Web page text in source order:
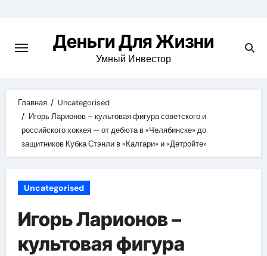
содержимомуДеньги Для Жизни
Умный Инвестор
Главная
Uncategorised
Игорь Ларионов – культовая фигура советского и
российского хоккея — от дебюта в «Челябинске» до
защитников Кубка Стэнли в «Калгари» и «Детройте»
Uncategorised
Игорь Ларионов –
культовая фигура